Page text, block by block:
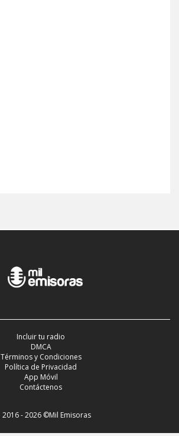
Incluir tu radio
DMCA
Términos y Condiciones
Política de Privacidad
App Móvil
Contáctenos
2016 - 2026 ©Mil Emisoras